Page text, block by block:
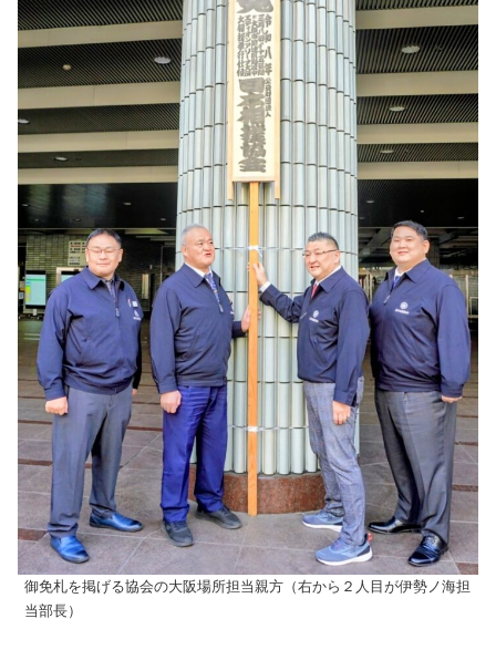
御免札を掲げる協会の大阪場所担当親方（右から２人目が伊勢ノ海担
当部長）